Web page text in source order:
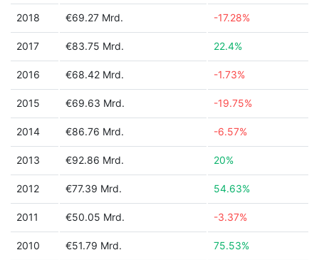
2018 €69.27 Mrd. -17.28%
2017 €83.75 Mrd. 22.4%
2016 €68.42 Mrd. -1.73%
2015 €69.63 Mrd. -19.75%
2014 €86.76 Mrd. -6.57%
2013 €92.86 Mrd. 20%
2012 €77.39 Mrd. 54.63%
2011 €50.05 Mrd. -3.37%
2010 €51.79 Mrd. 75.53%